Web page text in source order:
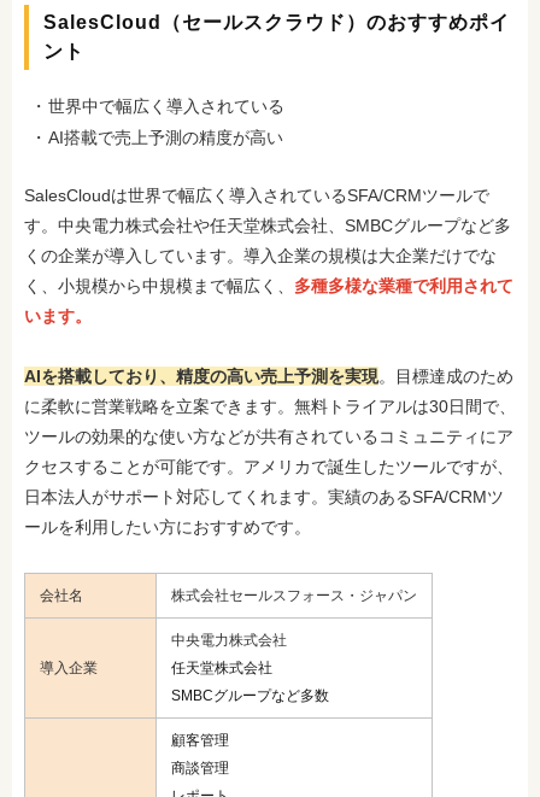
SalesCloud（セールスクラウド）のおすすめポイ
ント
世界中で幅広く導入されている
AI搭載で売上予測の精度が高い
SalesCloudは世界で幅広く導入されているSFA/CRMツールで
す。中央電力株式会社や任天堂株式会社、SMBCグループなど多
くの企業が導入しています。導入企業の規模は大企業だけでな
く、小規模から中規模まで幅広く、 多種多様な業種で利用されて
います。
AIを搭載しており、精度の高い売上予測を実現。目標達成のため
に柔軟に営業戦略を立案できます。無料トライアルは30日間で、
ツールの効果的な使い方などが共有されているコミュニティにア
クセスすることが可能です。アメリカで誕生したツールですが、
日本法人がサポート対応してくれます。実績のあるSFA/CRMツ
ールを利用したい方におすすめです。
会社名 株式会社セールスフォース・ジャパン
導入企業
中央電力株式会社
任天堂株式会社
SMBCグループなど多数
顧客管理
商談管理